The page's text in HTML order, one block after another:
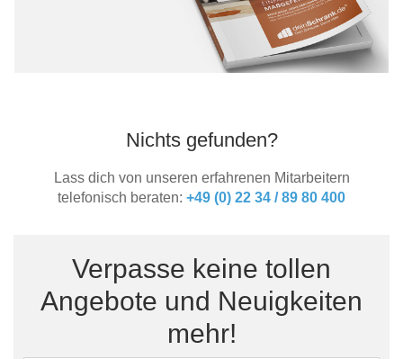
Nichts gefunden?
Lass dich von unseren erfahrenen Mitarbeitern
telefonisch beraten: +49 (0) 22 34 / 89 80 400
Verpasse keine tollen
Angebote und Neuigkeiten
mehr!